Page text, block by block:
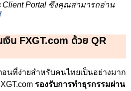
Portal ซึ่งคุณสามารถอ่าน
เงิน FXGT.com ด้วย QR
นที่ง่ายสำหรับคนไทยเป็นอย่างมาก
รองรับการทำธุรกรรมผ่าน